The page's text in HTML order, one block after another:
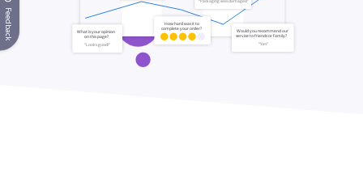
Feedback